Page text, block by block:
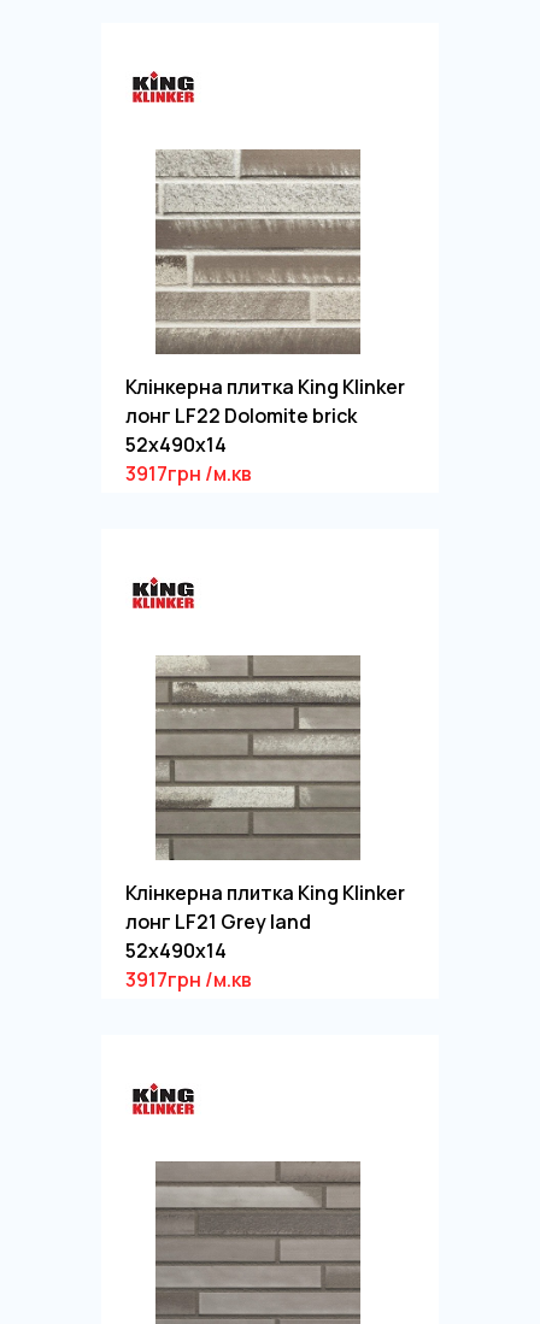
Клінкерна плитка King Klinker
лонг LF22 Dolomite brick
52x490x14
3917грн /м.кв
Клінкерна плитка King Klinker
лонг LF21 Grey land
52x490x14
3917грн /м.кв